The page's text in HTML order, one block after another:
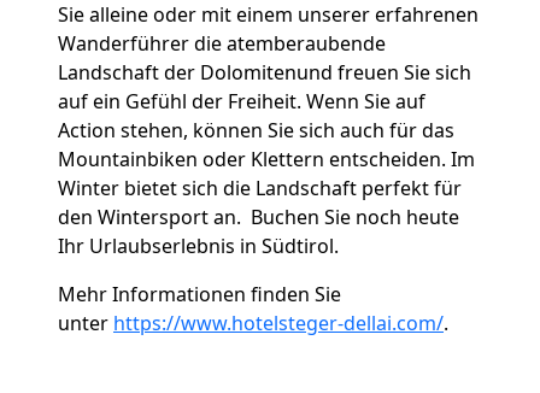
Sie alleine oder mit einem unserer erfahrenen
Wanderführer die atemberaubende
Landschaft der Dolomitenund freuen Sie sich
auf ein Gefühl der Freiheit. Wenn Sie auf
Action stehen, können Sie sich auch für das
Mountainbiken oder Klettern entscheiden. Im
Winter bietet sich die Landschaft perfekt für
den Wintersport an. Buchen Sie noch heute
Ihr Urlaubserlebnis in Südtirol.
Mehr Informationen finden Sie
unter https://www.hotelsteger-dellai.com/.